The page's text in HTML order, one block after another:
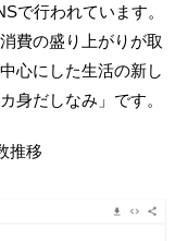
で行われています。
費の盛り上がりが取
心にした生活の新し
身だしなみ」です。
推移